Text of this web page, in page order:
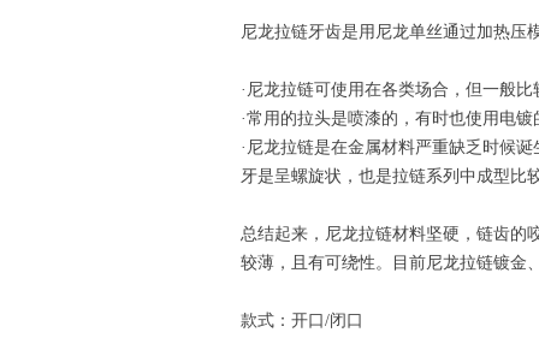
尼龙拉链牙齿是用尼龙单丝通过加热压
·尼龙拉链可使用在各类场合，但一般
·常用的拉头是喷漆的，有时也使用电镀
·尼龙拉链是在金属材料严重缺乏时候
牙是呈螺旋状，也是拉链系列中成型比
总结起来，尼龙拉链材料坚硬，链齿的
较薄，且有可绕性。目前尼龙拉链镀金
款式：开口/闭口